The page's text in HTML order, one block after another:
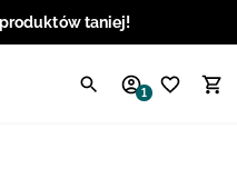
produktów taniej!
1